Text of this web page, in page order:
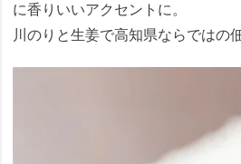
に香りいいアクセントに。
川のりと生姜で高知県ならではの